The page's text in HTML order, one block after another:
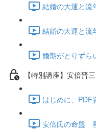
結婚の大運と流
結婚の大運と流
婚期がとりずら
【特別講座】安倍晋
はじめに、PDF
安倍氏の命盤